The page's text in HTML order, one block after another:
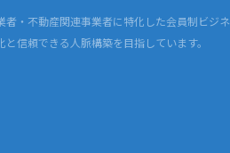
者・不動産関連事業者に特化した会員制ビジ
と信頼できる人脈構築を目指しています。